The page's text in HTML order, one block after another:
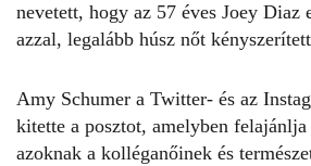
nevetett, hogy az 57 éves Joey Diaz
azzal, legalább húsz nőt
Amy Schumer a Twitter- és az
kitette a posztot, amelyben felajánlja
azoknak a kolléganőinek és